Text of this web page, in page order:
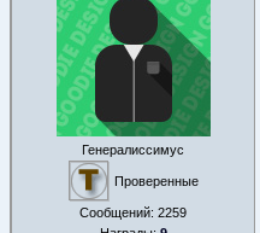
Генералиссимус
Проверенные
Сообщений: 2259